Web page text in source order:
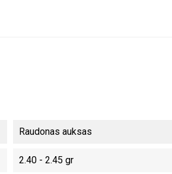
Raudonas auksas
2.40 - 2.45 gr